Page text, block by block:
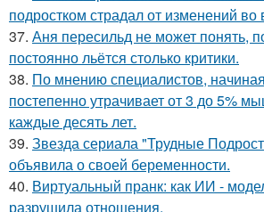
подростком страдал от изменений во
37. Аня пересильд не может понять,
постоянно льётся столько критики.
38. По мнению специалистов,
постепенно утрачивает от 3 до 5%
каждые десять лет.
39. Звезда сериала "Трудные
объявила о своей беременности.
40. Виртуальный пранк: как ИИ -
разрушила отношения.